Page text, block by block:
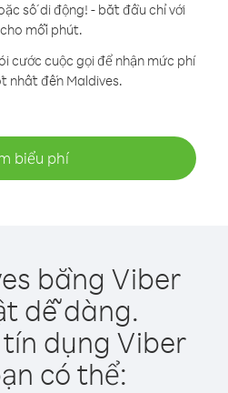
số di động! - bắt đầu chỉ với
cho mỗi phút.
cước cuộc gọi để nhận mức phí
nhất đến Maldives.
biểu phí
bằng Viber
dễ dàng.
dụng Viber
có thể: